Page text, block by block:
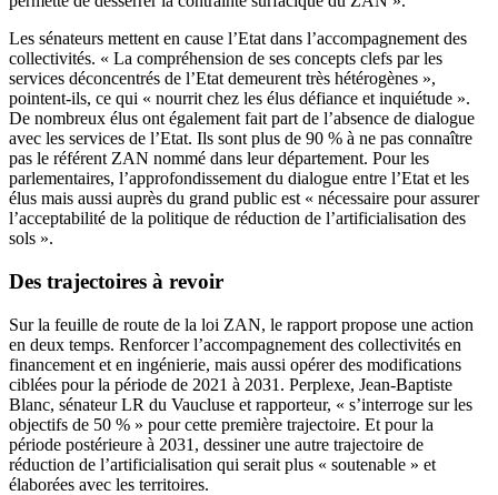
Les sénateurs mettent en cause l’Etat dans l’accompagnement des
collectivités. « La compréhension de ses concepts clefs par les
services déconcentrés de l’Etat demeurent très hétérogènes »,
pointent-ils, ce qui « nourrit chez les élus défiance et inquiétude ».
De nombreux élus ont également fait part de l’absence de dialogue
avec les services de l’Etat. Ils sont plus de 90 % à ne pas connaître
pas le référent ZAN nommé dans leur département. Pour les
parlementaires, l’approfondissement du dialogue entre l’Etat et les
élus mais aussi auprès du grand public est « nécessaire pour assurer
l’acceptabilité de la politique de réduction de l’artificialisation des
sols ».
Des trajectoires à revoir
Sur la feuille de route de la loi ZAN, le rapport propose une action
en deux temps. Renforcer l’accompagnement des collectivités en
financement et en ingénierie, mais aussi opérer des modifications
ciblées pour la période de 2021 à 2031. Perplexe, Jean-Baptiste
Blanc, sénateur LR du Vaucluse et rapporteur, « s’interroge sur les
objectifs de 50 % » pour cette première trajectoire. Et pour la
période postérieure à 2031, dessiner une autre trajectoire de
réduction de l’artificialisation qui serait plus « soutenable » et
élaborées avec les territoires.